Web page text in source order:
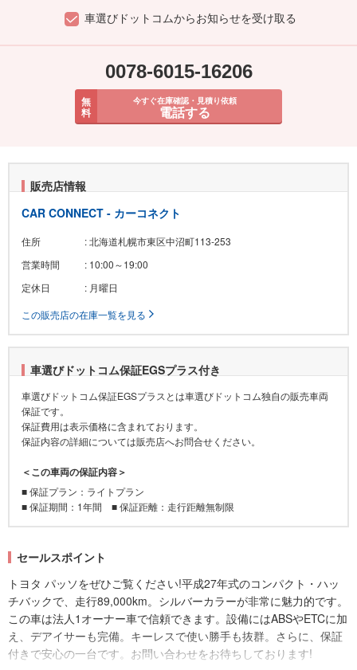
車選びドットコムからお知らせを受け取る
0078-6015-16206
無
料
今すぐ在庫確認・見積り依頼
電話する
販売店情報
CAR CONNECT - カーコネクト
住所
: 北海道札幌市東区中沼町113-253
営業時間
: 10:00～19:00
定休日
: 月曜日
この販売店の在庫一覧を見る
車選びドットコム保証EGSプラス付き
車選びドットコム保証EGSプラスとは車選びドットコム独自の販売車両
保証です。
保証費用は表示価格に含まれております。
保証内容の詳細については販売店へお問合せください。
＜この車両の保証内容＞
■ 保証プラン：ライトプラン
■ 保証期間：1年間 ■ 保証距離：走行距離無制限
セールスポイント
トヨタ パッソをぜひご覧ください!平成27年式のコンパクト・ハッ
チバックで、走行89,000km。シルバーカラーが非常に魅力的です。
この車は法人1オーナー車で信頼できます。設備にはABSやETCに加
え、デアイサーも完備。キーレスで使い勝手も抜群。さらに、保証
付きで安心の一台です。お問い合わせをお待ちしております!